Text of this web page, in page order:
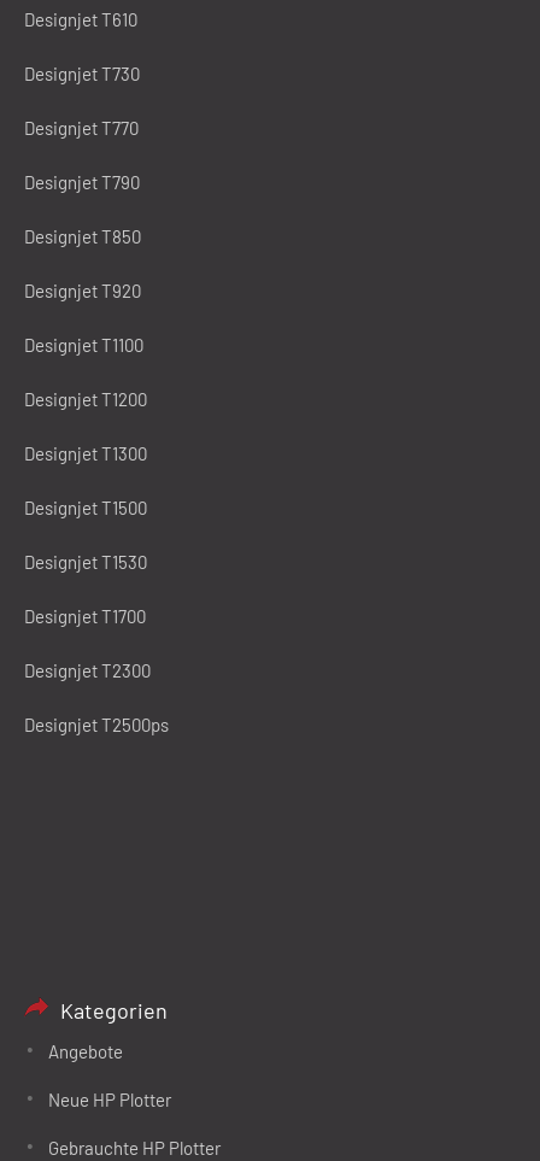
Designjet T610
Designjet T730
Designjet T770
Designjet T790
Designjet T850
Designjet T920
Designjet T1100
Designjet T1200
Designjet T1300
Designjet T1500
Designjet T1530
Designjet T1700
Designjet T2300
Designjet T2500ps
Kategorien
Angebote
Neue HP Plotter
Gebrauchte HP Plotter